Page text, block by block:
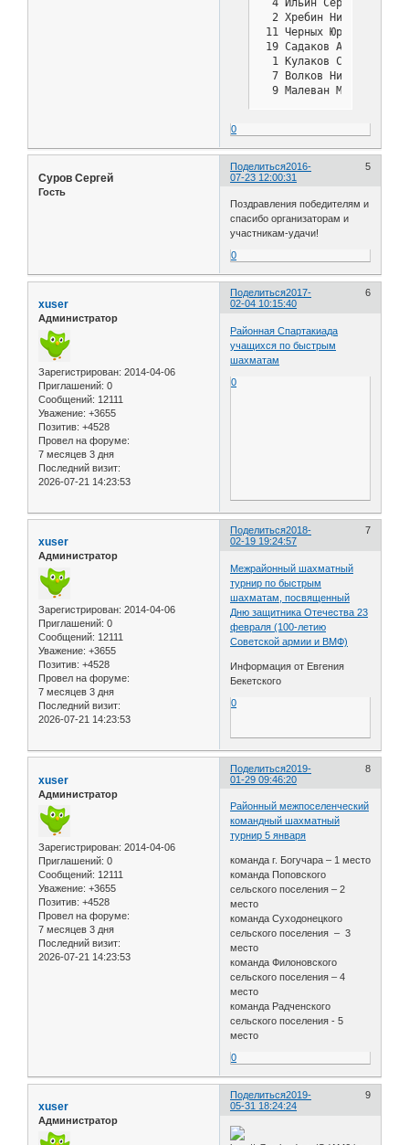
4 Ильин Сергей
2 Хребин Николай
11 Черных Юрий
19 Садаков
1 Кулаков Сергей
7 Волков Николай
9 Малеван Михаил
0
Поделиться 5
2016-
07-23 12:00:31
Суров Сергей
Гость
Поздравления победителям и
спасибо организаторам и
участникам-удачи!
0
Поделиться 6
2017-
02-04 10:15:40
xuser
Администратор
Зарегистрирован: 2014-04-06
Приглашений: 0
Сообщений: 12111
Уважение: +3655
Позитив: +4528
Провел на форуме:
7 месяцев 3 дня
Последний визит:
2026-07-21 14:23:53
Районная Спартакиада
учащихся по быстрым
шахматам
0
Поделиться 7
2018-
02-19 19:24:57
xuser
Администратор
Зарегистрирован: 2014-04-06
Приглашений: 0
Сообщений: 12111
Уважение: +3655
Позитив: +4528
Провел на форуме:
7 месяцев 3 дня
Последний визит:
2026-07-21 14:23:53
Межрайонный шахматный
турнир по быстрым
шахматам, посвященный
Дню защитника Отечества 23
февраля (100-летию
Советской армии и ВМФ)
Информация от Евгения
Бекетского
0
Поделиться 8
2019-
01-29 09:46:20
xuser
Администратор
Зарегистрирован: 2014-04-06
Приглашений: 0
Сообщений: 12111
Уважение: +3655
Позитив: +4528
Провел на форуме:
7 месяцев 3 дня
Последний визит:
2026-07-21 14:23:53
Районный межпоселенческий
командный шахматный
турнир 5 января
команда г. Богучара – 1 место
команда Поповского
сельского поселения – 2
место
команда Суходонецкого
сельского поселения – 3
место
команда Филоновского
сельского поселения – 4
место
команда Радченского
сельского поселения - 5
место
0
Поделиться 9
2019-
05-31 18:24:24
xuser
Администратор